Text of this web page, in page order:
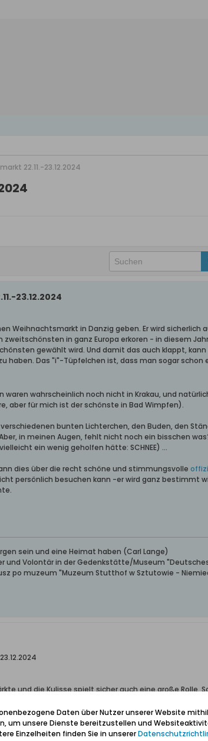
22.11.-23.12.2024
23.12.2024
Weihnachtsmarkt in Danzig geben. Er wird
in ganz Europa erkoren - in diesem
gewählt wird. Und damit das auch klappt,
haben. Das "i"-Tüpfelchen ist, dass man sogar
waren wahrscheinlich noch nicht in Krakau, und
aber für mich ist der schönste in Bad Wimpfen).
bunten Lichterchen, den Buden, den
in meinen Augen, fehlt nicht noch ein bisschen
ein wenig geholfen hätte: SCHNEE) ...
dies über die recht schöne und stimmungsvolle
persönlich besuchen kann -er wird ganz bestimmt
sein und eine Heimat haben (Carl Lange)
und Volontär in der Gedenkstätte/Museum
po muzeum "Muzeum Stutthof w Sztutowie -
und die Kulisse spielt sicher auch eine große
die Daumen....
Daten über Nutzer unserer Website
um unsere Dienste bereitzustellen und
Einzelheiten finden Sie in unserer